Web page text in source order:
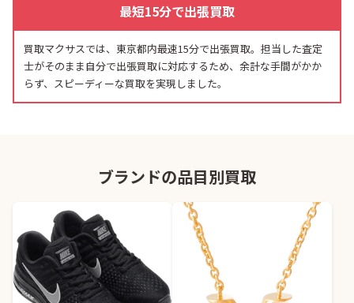
最短15分で出張買取
買取マクサスでは、東京都内最速15分で出張買取。担当した査定
士がそのまま自分で出張買取に対応するため、余計な手間がかか
らず、スピーディーな買取を実現しました。
ブランドの品目別買取